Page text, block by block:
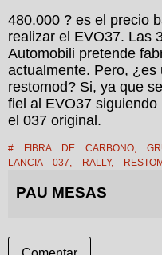
480.000 ? es el precio
realizar el EVO37. Las
Automobili pretende
actualmente. Pero,
restomod? Si, ya que
fiel al EVO37
el 037 original.
# FIBRA DE CARBONO
LANCIA 037
RALLY,
PAU MESAS